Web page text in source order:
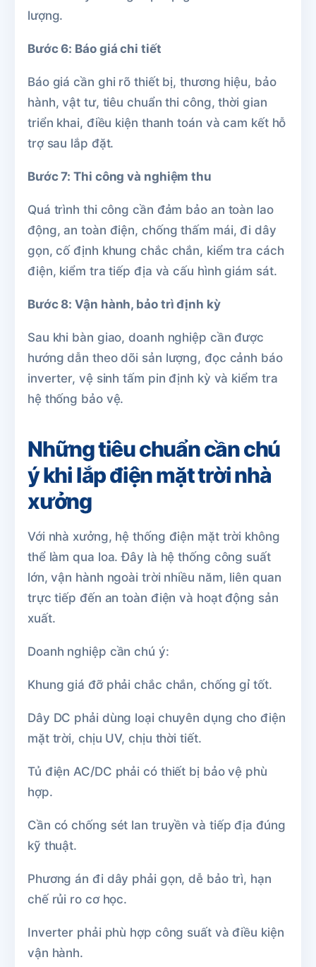
lượng.
Bước 6: Báo giá chi tiết
Báo giá cần ghi rõ thiết bị, thương hiệu, bảo
hành, vật tư, tiêu chuẩn thi công, thời gian
triển khai, điều kiện thanh toán và cam kết hỗ
trợ sau lắp đặt.
Bước 7: Thi công và nghiệm thu
Quá trình thi công cần đảm bảo an toàn lao
động, an toàn điện, chống thấm mái, đi dây
gọn, cố định khung chắc chắn, kiểm tra cách
điện, kiểm tra tiếp địa và cấu hình giám sát.
Bước 8: Vận hành, bảo trì định kỳ
Sau khi bàn giao, doanh nghiệp cần được
hướng dẫn theo dõi sản lượng, đọc cảnh báo
inverter, vệ sinh tấm pin định kỳ và kiểm tra
hệ thống bảo vệ.
Những tiêu chuẩn cần chú
ý khi lắp điện mặt trời nhà
xưởng
Với nhà xưởng, hệ thống điện mặt trời không
thể làm qua loa. Đây là hệ thống công suất
lớn, vận hành ngoài trời nhiều năm, liên quan
trực tiếp đến an toàn điện và hoạt động sản
xuất.
Doanh nghiệp cần chú ý:
Khung giá đỡ phải chắc chắn, chống gỉ tốt.
Dây DC phải dùng loại chuyên dụng cho điện
mặt trời, chịu UV, chịu thời tiết.
Tủ điện AC/DC phải có thiết bị bảo vệ phù
hợp.
Cần có chống sét lan truyền và tiếp địa đúng
kỹ thuật.
Phương án đi dây phải gọn, dễ bảo trì, hạn
chế rủi ro cơ học.
Inverter phải phù hợp công suất và điều kiện
vận hành.